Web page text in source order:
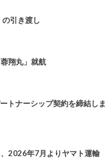
引き渡し
翔丸」就航
トナーシップ契約を締結しま
、2026年7月よりヤマト運輸